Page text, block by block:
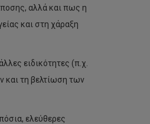
αλλά και πως η
και στη χάραξη
ειδικότητες (π.χ.
και τη βελτίωση των
ελεύθερες